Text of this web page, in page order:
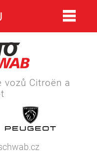
vozů Citroën a